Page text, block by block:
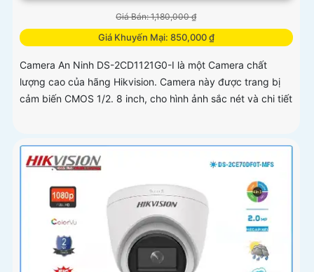
Giá Bán: 1,180,000 ₫
Giá Khuyến Mại: 850,000 ₫
Camera An Ninh DS-2CD1121G0-I là một Camera chất
lượng cao của hãng Hikvision. Camera này được trang bị
cảm biến CMOS 1/2. 8 inch, cho hình ảnh sắc nét và chi tiết